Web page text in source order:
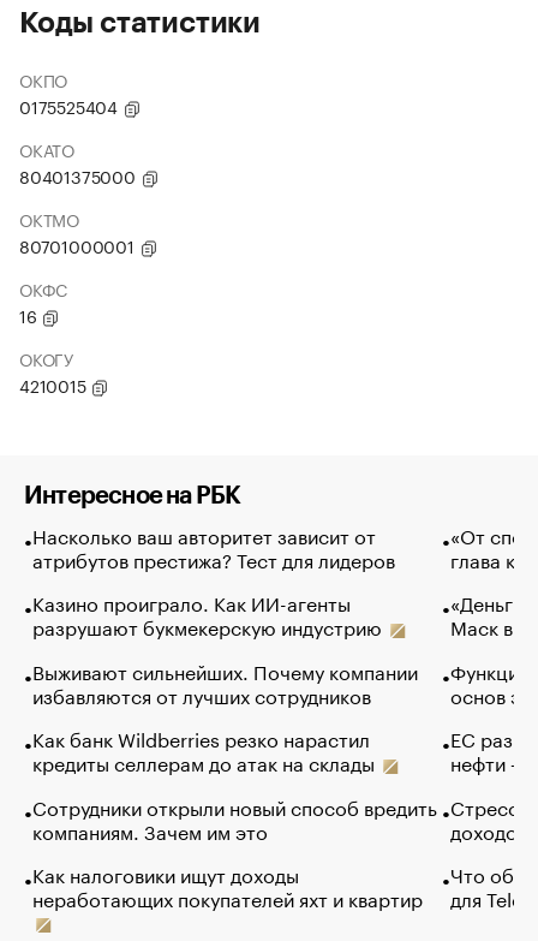
Коды статистики
ОКПО
0175525404
ОКАТО
80401375000
ОКТМО
80701000001
ОКФС
16
ОКОГУ
4210015
Интересное на РБК
Насколько ваш авторитет зависит от
атрибутов престижа? Тест для лидеров
Казино проиграло. Как ИИ-агенты
разрушают букмекерскую индустрию
Выживают сильнейших. Почему компании
избавляются от лучших сотрудников
Как банк Wildberries резко нарастил
кредиты селлерам до атак на склады
Сотрудники открыли новый способ вредить
компаниям. Зачем им это
Как налоговики ищут доходы
неработающих покупателей яхт и квартир
«От
глава
«Деньги
Маск в
Функции
основ
ЕС
нефти —
Стресс
доходов
Что
для